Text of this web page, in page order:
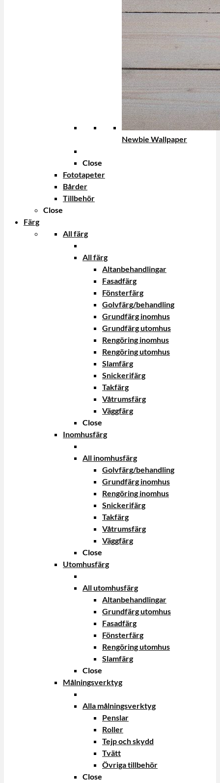
Newbie Wallpaper
Close
Fototapeter
Bårder
Tillbehör
Close
Färg
All färg
All färg
Altanbehandlingar
Fasadfärg
Fönsterfärg
Golvfärg/behandling
Grundfärg inomhus
Grundfärg utomhus
Rengöring inomhus
Rengöring utomhus
Slamfärg
Snickerifärg
Takfärg
Våtrumsfärg
Väggfärg
Close
Inomhusfärg
All inomhusfärg
Golvfärg/behandling
Grundfärg inomhus
Rengöring inomhus
Snickerifärg
Takfärg
Våtrumsfärg
Väggfärg
Close
Utomhusfärg
All utomhusfärg
Altanbehandlingar
Grundfärg utomhus
Fasadfärg
Fönsterfärg
Rengöring utomhus
Slamfärg
Close
Målningsverktyg
Alla målningsverktyg
Penslar
Roller
Tejp och skydd
Tvätt
Övriga tillbehör
Close